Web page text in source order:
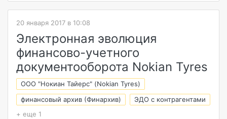
20 января 2017 в 10:08
Электронная эволюция
финансово-учетного
документооборота Nokian Tyres
ООО "Нокиан Тайерс" (Nokian Tyres)
финансовый архив (Финархив)
ЭДО с контрагентами
+ еще 1